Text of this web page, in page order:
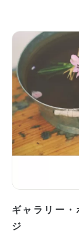
ギャラリー
ジ